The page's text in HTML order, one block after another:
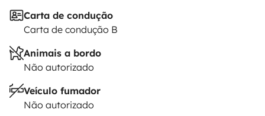
Carta de condução
Carta de condução B
Animais a bordo
Não autorizado
Veículo fumador
Não autorizado